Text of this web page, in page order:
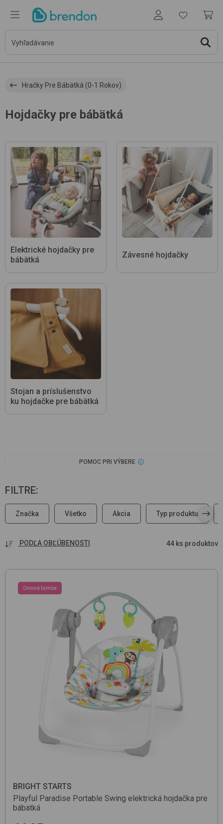
Hračky Pre Bábätká (0-1 Rokov)
Hojdačky pre bábätká
Elektrické hojdačky pre
bábätká
Závesné hojdačky
Stojan a príslušenstvo
ku hojdačke pre bábätká
POMOC PRI VÝBERE
FILTRE:
Značka Všetko Akcia Typ produktu
PODĽA OBĽÚBENOSTI 44 ks produktov
Cenová bomba
BRIGHT STARTS
Playful Paradise Portable Swing elektrická hojdačka pre
bábätká